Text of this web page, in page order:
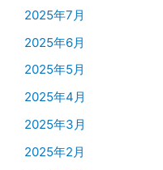
2025年7月
2025年6月
2025年5月
2025年4月
2025年3月
2025年2月